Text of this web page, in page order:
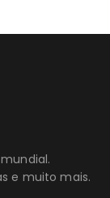
e muito mais.